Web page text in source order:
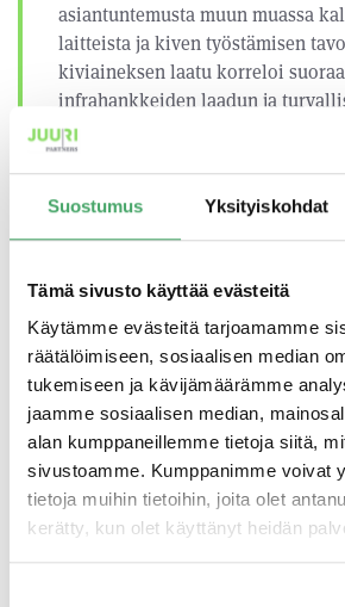
Suostumus Yksityiskohdat
Tämä sivusto käyttää evästeitä
Käytämme evästeitä tarjoamamme
räätälöimiseen, sosiaalisen median
tukemiseen ja kävijämäärämme
jaamme sosiaalisen median,
alan kumppaneillemme tietoja siitä,
sivustoamme. Kumppanimme voivat
tietoja muihin tietoihin, joita olet
kerätty, kun olet käyttänyt heidän
asiantuntemusta muun muassa
laitteista ja kiven työstämisen
kiviaineksen laatu korreloi
infrahankkeiden laadun ja
Kiven murskaamisessa täytyy
tapoja toimia, jotta toimintamme
on kaiken toimintamme
muassa työturvallisuuteen ja
– On todella hienoa saada Juuri
vauhdittamaan kasvuamme.
toimintaamme systemaattisesti,
mahdollisimman ketteriksi ja
toimintatapoja, joille on kysyntää.
haemme kasvua niin kotimaasta
Pohjoismaistakin sekä
edelleen vastamaan entistä
asiakaskuntamme tarpeita,